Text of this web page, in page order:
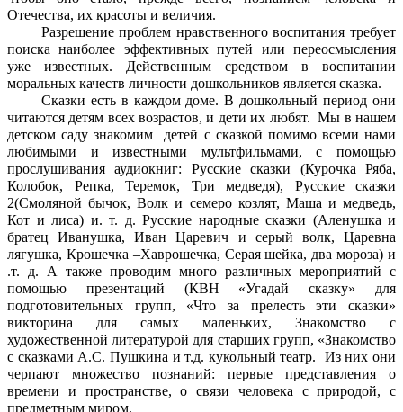
Отечества, их красоты и величия.
Разрешение проблем нравственного воспитания требует
поиска наиболее эффективных путей или переосмысления
уже известных. Действенным средством в воспитании
моральных качеств личности дошкольников является сказка.
Сказки есть в каждом доме. В дошкольный период они
читаются детям всех возрастов, и дети их любят. Мы в нашем
детском саду знакомим детей с сказкой помимо всеми нами
любимыми и известными мультфильмами, с помощью
прослушивания аудиокниг: Русские сказки (Курочка Ряба,
Колобок, Репка, Теремок, Три медведя), Русские сказки
2(Смоляной бычок, Волк и семеро козлят, Маша и медведь,
Кот и лиса) и. т. д. Русские народные сказки (Аленушка и
братец Иванушка, Иван Царевич и серый волк, Царевна
лягушка, Крошечка –Хаврошечка, Серая шейка, два мороза) и
.т. д. А также проводим много различных мероприятий с
помощью презентаций (КВН «Угадай сказку» для
подготовительных групп, «Что за прелесть эти сказки»
викторина для самых маленьких, Знакомство с
художественной литературой для старших групп, «Знакомство
с сказками А.С. Пушкина и т.д. кукольный театр. Из них они
черпают множество познаний: первые представления о
времени и пространстве, о связи человека с природой, с
предметным миром.